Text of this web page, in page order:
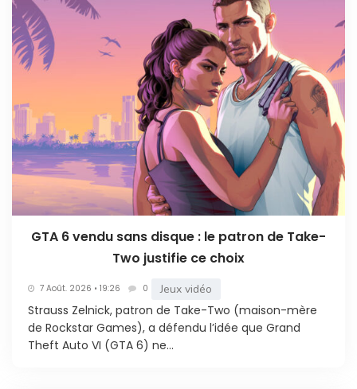
GTA 6 vendu sans disque : le patron de Take-
Two justifie ce choix
7 Août. 2026 • 19:26 0 Jeux vidéo
Strauss Zelnick, patron de Take-Two (maison-mère
de Rockstar Games), a défendu l’idée que Grand
Theft Auto VI (GTA 6) ne...